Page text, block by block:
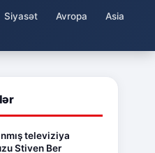
Siyasət Avropa
Asia
televiziya
Stiven Ber